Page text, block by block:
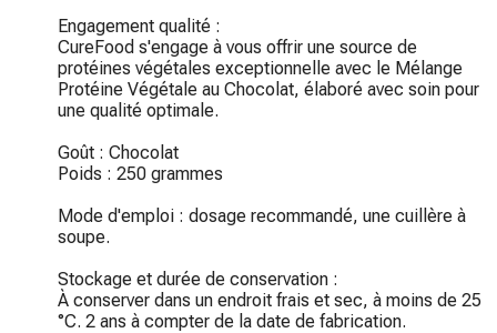
Engagement qualité :
CureFood s'engage à vous offrir une source de
protéines végétales exceptionnelle avec le Mélange
Protéine Végétale au Chocolat, élaboré avec soin pour
une qualité optimale.
Goût : Chocolat
Poids : 250 grammes
Mode d'emploi : dosage recommandé, une cuillère à
soupe.
Stockage et durée de conservation :
À conserver dans un endroit frais et sec, à moins de 25
°C. 2 ans à compter de la date de fabrication.